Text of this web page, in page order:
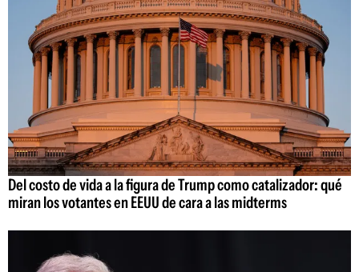
Del costo de vida a la figura de Trump como catalizador: qué
miran los votantes en EEUU de cara a las midterms